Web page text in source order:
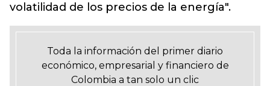
volatilidad de los precios de la energía".
Toda la información del primer diario
económico, empresarial y financiero de
Colombia a tan solo un clic